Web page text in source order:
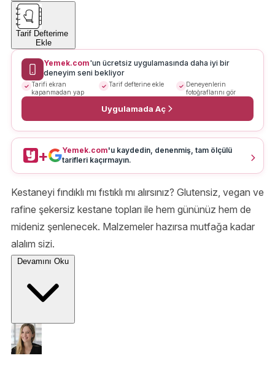
Tarif Defterime
Ekle
Yemek.com'un ücretsiz uygulamasında daha iyi bir
deneyim seni bekliyor
Tarifi ekran
kapanmadan yap
Tarif defterine ekle
Deneyenlerin
fotoğraflarını gör
Uygulamada Aç
+ Yemek.com'u kaydedin, denenmiş, tam ölçülü
tarifleri kaçırmayın.
Kestaneyi fındıklı mı fıstıklı mı alırsınız? Glutensiz, vegan ve
rafine şekersiz kestane topları ile hem gününüz hem de
mideniz şenlenecek. Malzemeler hazırsa mutfağa kadar
alalım sizi.
Devamını Oku